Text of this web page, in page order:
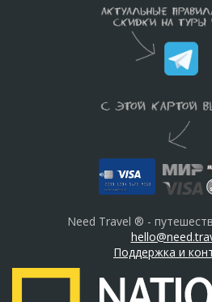
Need Travel ® -
Поддержка и